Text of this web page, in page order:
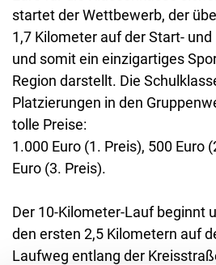
startet der Wettbewerb, der
1,7 Kilometer auf der Start-
und somit ein einzigartiges
Region darstellt. Die
Platzierungen in den
tolle Preise:
1.000 Euro (1. Preis), 500 Euro
Euro (3. Preis).
Der 10-Kilometer-Lauf beginnt
den ersten 2,5 Kilometern auf
Laufweg entlang der